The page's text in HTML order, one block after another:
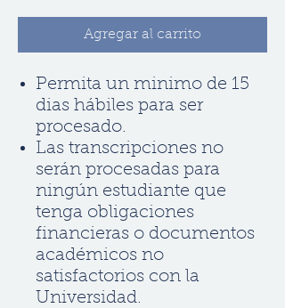
Agregar al carrito
Permita un minimo de 15
dias hábiles para ser
procesado.
Las transcripciones no
serán procesadas para
ningún estudiante que
tenga obligaciones
financieras o documentos
académicos no
satisfactorios con la
Universidad.